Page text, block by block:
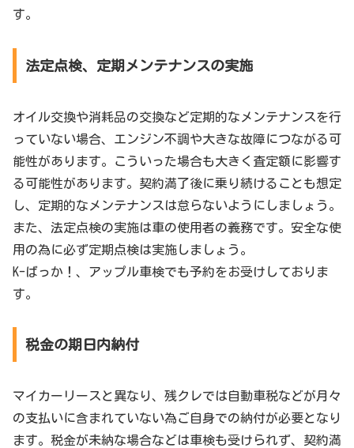
す。
法定点検、定期メンテナンスの実施
オイル交換や消耗品の交換など定期的なメンテナンスを行
っていない場合、エンジン不調や大きな故障につながる可
能性があります。こういった場合も大きく査定額に影響す
る可能性があります。契約満了後に乗り続けることも想定
し、定期的なメンテナンスは怠らないようにしましょう。
また、法定点検の実施は車の使用者の義務です。安全な使
用の為に必ず定期点検は実施しましょう。
K-ばっか！、アップル車検でも予約をお受けしておりま
す。
税金の期日内納付
マイカーリースと異なり、残クレでは自動車税などが月々
の支払いに含まれていない為ご自身での納付が必要となり
ます。税金が未納な場合などは車検も受けられず、契約満